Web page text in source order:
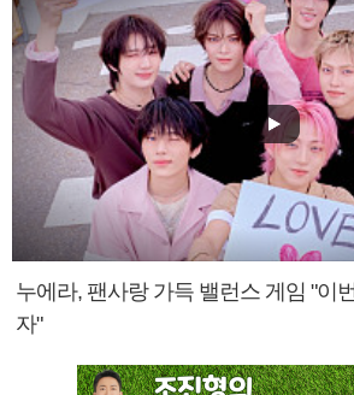
누에라, 팬사랑 가득 밸런스 게임 "이
자"